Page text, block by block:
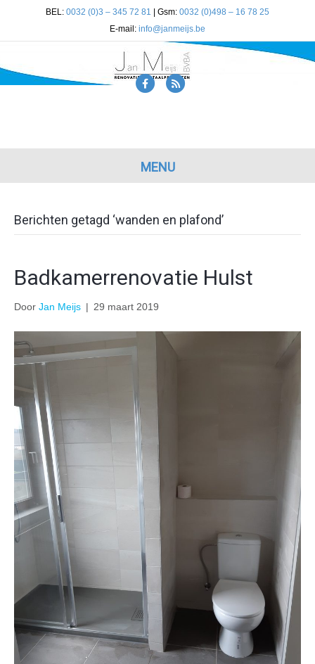
BEL: 0032 (0)3 – 345 72 81 | Gsm: 0032 (0)498 – 16 78 25
E-mail: info@janmeijs.be
Facebook
Rss
MENU
Berichten getagd ‘wanden en plafond’
Badkamerrenovatie Hulst
Door Jan Meijs | 29 maart 2019